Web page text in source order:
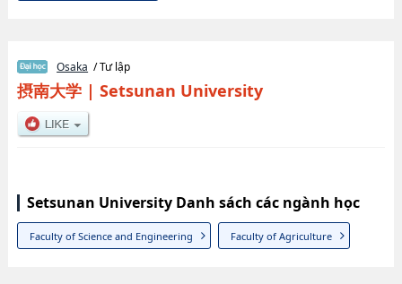
Osaka / Tư lập
摂南大学| Setsunan University
Setsunan University Danh sách các ngành học
Faculty of Science and Engineering Faculty of Agriculture